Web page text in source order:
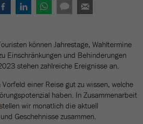
können Jahrestage, Wahltermine
Einschränkungen und Behinderungen
stehen zahlreiche Ereignisse an.
einer Reise gut zu wissen, welche
haben. In Zusammenarbeit
wir monatlich die aktuell
Geschehnisse zusammen.